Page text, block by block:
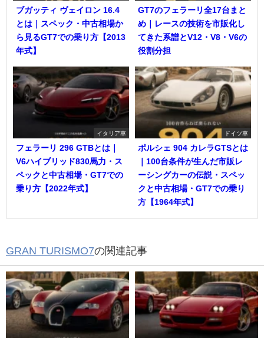
ブガッティ ヴェイロン 16.4
とは｜スペック・中古相場か
ら見るGT7での乗り方【2013
年式】
GT7のフェラーリ全17台まと
め｜レースの技術を市販化し
てきた系譜とV12・V8・V6の
役割分担
イタリア車
フェラーリ 296 GTBとは｜
V6ハイブリッド830馬力・ス
ペックと中古相場・GT7での
乗り方【2022年式】
ドイツ車
ポルシェ 904 カレラGTSとは
｜100台条件が生んだ市販レ
ーシングカーの伝説・スペッ
クと中古相場・GT7での乗り
方【1964年式】
GRAN TURISMO7の関連記事